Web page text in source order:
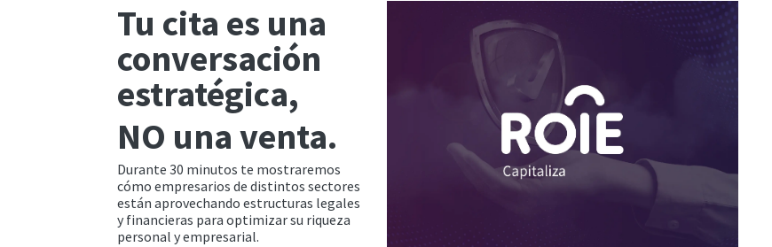
Tu cita es una
conversación
estratégica,
NO una venta.
Durante 30 minutos te mostraremos
cómo empresarios de distintos sectores
están aprovechando estructuras legales
y financieras para optimizar su riqueza
personal y empresarial.